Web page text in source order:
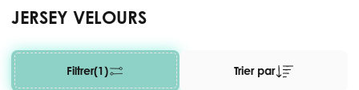
JERSEY VELOURS
Filtrer(1) Trier par